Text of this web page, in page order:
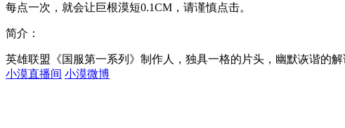
每点一次，就会让巨根漠短0.1CM，请谨慎点击。
简介：
英雄联盟《国服第一系列》制作人，独具一格的片头，幽默诙谐的
小漠直播间 小漠微博